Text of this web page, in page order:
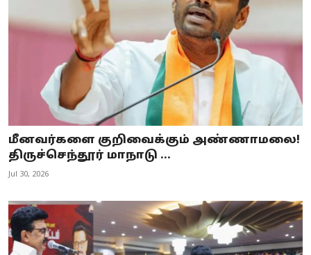
மீனவர்களை குறிவைக்கும் அண்ணாமலை!
திருச்செந்தூர் மாநாடு ...
Jul 30, 2026